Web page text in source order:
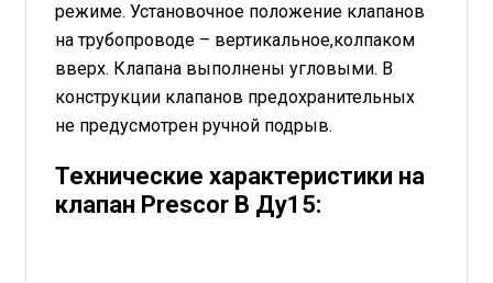
режиме. Установочное положение клапанов
на трубопроводе – вертикальное,колпаком
вверх. Клапана выполнены угловыми. В
конструкции клапанов предохранительных
не предусмотрен ручной подрыв.
Технические характеристики на
клапан Prescor B Ду15: